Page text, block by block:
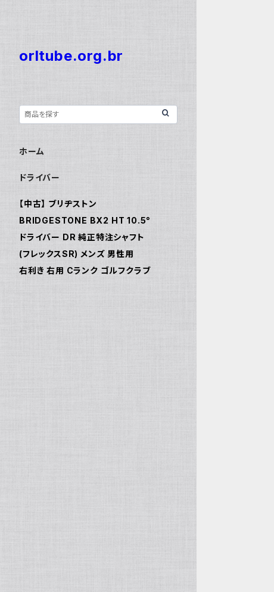
orltube.org.br
ホーム
ドライバー
【中古】 ブリヂストン
BRIDGESTONE BX2 HT 10.5°
ドライバー DR 純正特注シャフト
(フレックスSR) メンズ 男性用
右利き 右用 Cランク ゴルフクラブ